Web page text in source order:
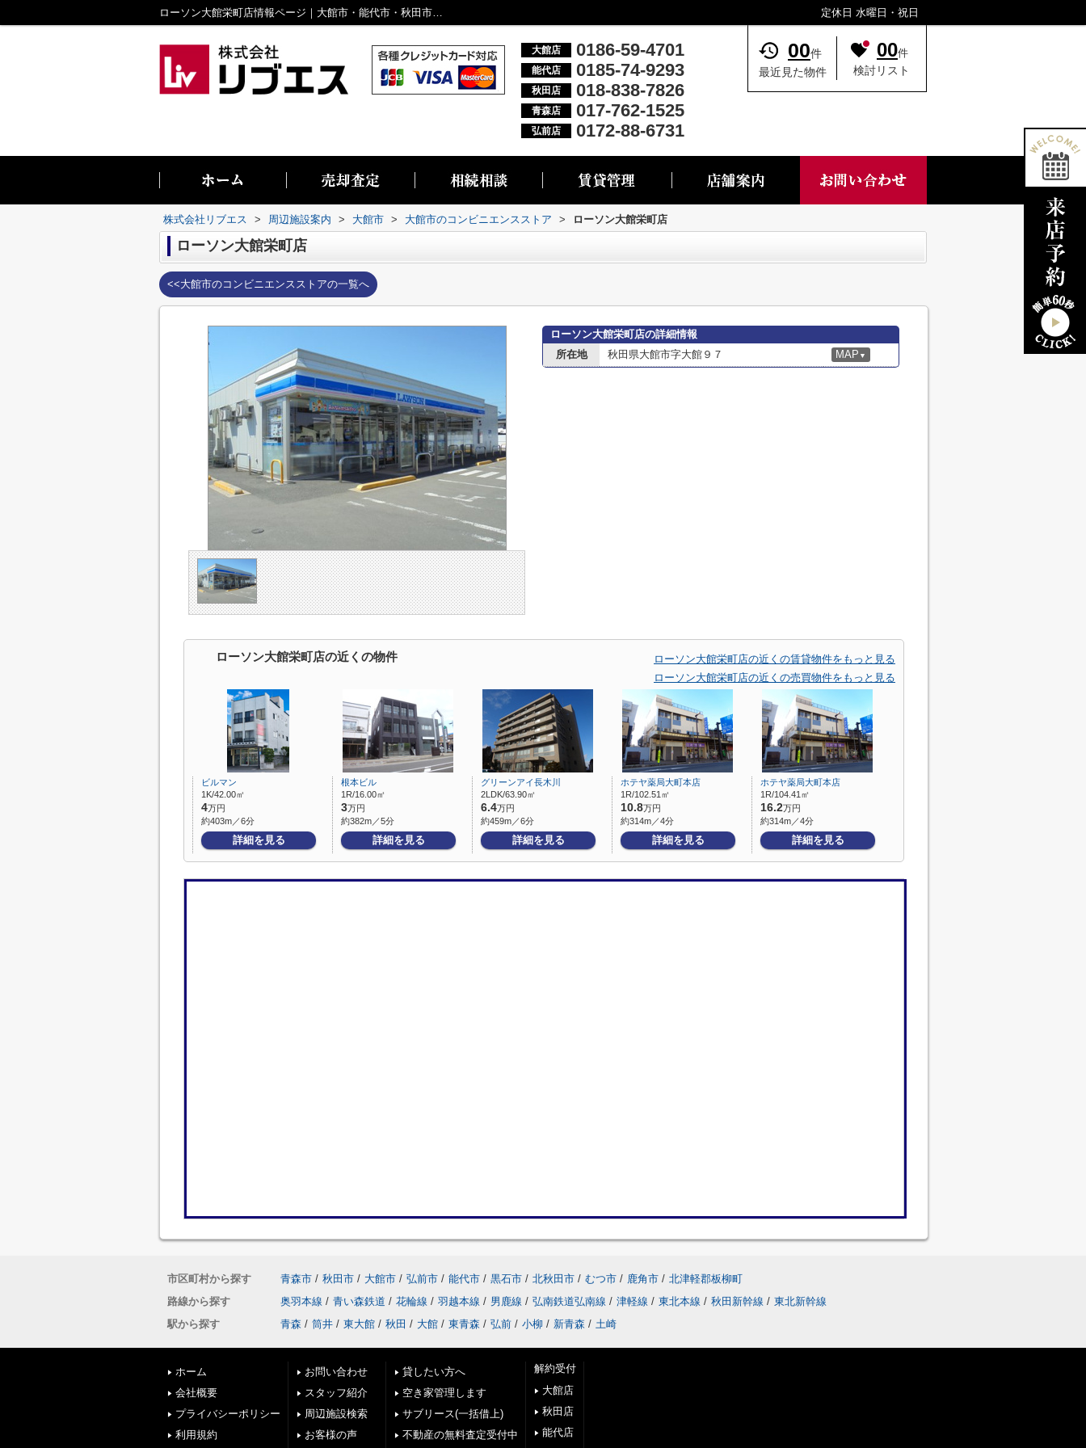
ローソン大館栄町店情報ページ｜大館市・能代市・秋田市・青森市・弘前市の不動産情報なら株式会社リブエス 定休日 水曜日・祝日
大館店 0186-59-4701
能代店 0185-74-9293
秋田店 018-838-7826
青森店 017-762-1525
弘前店 0172-88-6731
00件
最近見た物件
00件
検討リスト
株式会社リブエス > 周辺施設案内 > 大館市 > 大館市のコンビニエンスストア > ローソン大館栄町店
ローソン大館栄町店
<<大館市のコンビニエンスストアの一覧へ
ローソン大館栄町店の詳細情報
所在地
秋田県大館市字大館９７ MAP ▼
ローソン大館栄町店の近くの物件
ローソン大館栄町店の近くの賃貸物件をもっと見る
ローソン大館栄町店の近くの売買物件をもっと見る
ビルマン
1K/42.00㎡
4万円
約403m／6分
詳細を見る
根本ビル
1R/16.00㎡
3万円
約382m／5分
詳細を見る
グリーンアイ長木川
2LDK/63.90㎡
6.4万円
約459m／6分
詳細を見る
ホテヤ薬局大町本店
1R/102.51㎡
10.8万円
約314m／4分
詳細を見る
ホテヤ薬局大町本店
1R/104.41㎡
16.2万円
約314m／4分
詳細を見る
市区町村から探す 青森市 / 秋田市 / 大館市 / 弘前市 / 能代市 / 黒石市 / 北秋田市 / むつ市 / 鹿角市 / 北津軽郡板柳町
路線から探す
奥羽本線 / 青い森鉄道 / 花輪線 / 羽越本線 / 男鹿線 / 弘南鉄道弘南線 / 津軽線 / 東北本線 / 秋田新幹線 / 東北新幹線
駅から探す
青森 / 筒井 / 東大館 / 秋田 / 大館 / 東青森 / 弘前 / 小柳 / 新青森 / 土崎
ホーム
会社概要
プライバシーポリシー
利用規約
お問い合わせ
スタッフ紹介
周辺施設検索
お客様の声
貸したい方へ
空き家管理します
サブリース(一括借上)
不動産の無料査定受付中
解約受付
大館店
秋田店
能代店